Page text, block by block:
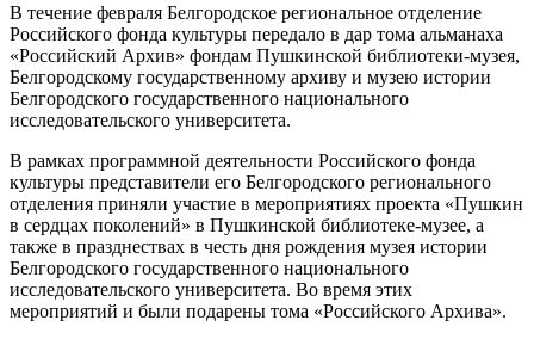
В течение февраля Белгородское региональное отделение
Российского фонда культуры передало в дар тома альманаха
«Российский Архив» фондам Пушкинской библиотеки-музея,
Белгородскому государственному архиву и музею истории
Белгородского государственного национального
исследовательского университета.
В рамках программной деятельности Российского фонда
культуры представители его Белгородского регионального
отделения приняли участие в мероприятиях проекта «Пушкин
в сердцах поколений» в Пушкинской библиотеке-музее, а
также в празднествах в честь дня рождения музея истории
Белгородского государственного национального
исследовательского университета. Во время этих
мероприятий и были подарены тома «Российского Архива».